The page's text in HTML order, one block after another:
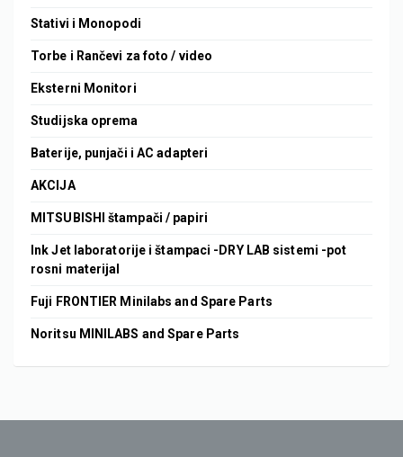
Stativi i Monopodi
Torbe i Rančevi za foto / video
Eksterni Monitori
Studijska oprema
Baterije, punjači i AC adapteri
AKCIJA
MITSUBISHI štampači / papiri
Ink Jet laboratorije i štampaci -DRY LAB sistemi -pot
rosni materijal
Fuji FRONTIER Minilabs and Spare Parts
Noritsu MINILABS and Spare Parts